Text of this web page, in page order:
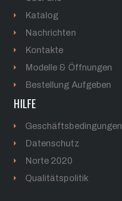
Katalog
Nachrichten
Kontakte
Modelle & Öffnungen
Bestellung Aufgeben
HILFE
Geschäftsbedingungen
Datenschutz
Norte 2020
Qualitätspolitik